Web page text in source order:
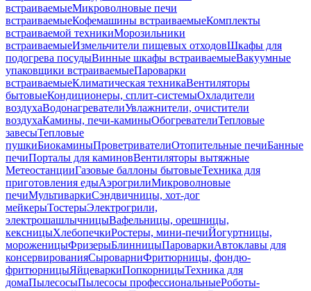
встраиваемыеМикроволновые печи
встраиваемыеКофемашины встраиваемыеКомплекты
встраиваемой техникиМорозильники
встраиваемыеИзмельчители пищевых отходовШкафы для
подогрева посудыВинные шкафы встраиваемыеВакуумные
упаковщики встраиваемыеПароварки
встраиваемыеКлиматическая техникаВентиляторы
бытовыеКондиционеры, сплит-системыОхладители
воздухаВодонагревателиУвлажнители, очистители
воздухаКамины, печи-каминыОбогревателиТепловые
завесыТепловые
пушкиБиокаминыПроветривателиОтопительные печиБанные
печиПорталы для каминовВентиляторы вытяжные
МетеостанцииГазовые баллоны бытовыеТехника для
приготовления едыАэрогрилиМикроволновые
печиМультиваркиСэндвичницы, хот-дог
мейкерыТостерыЭлектрогрили,
электрошашлычницыВафельницы, орешницы,
кексницыХлебопечкиРостеры, мини-печиЙогуртницы,
мороженицыФризерыБлинницыПароваркиАвтоклавы для
консервированияСыроварниФритюрницы, фондю-
фритюрницыЯйцеваркиПопкорницыТехника для
домаПылесосыПылесосы профессиональныеРоботы-